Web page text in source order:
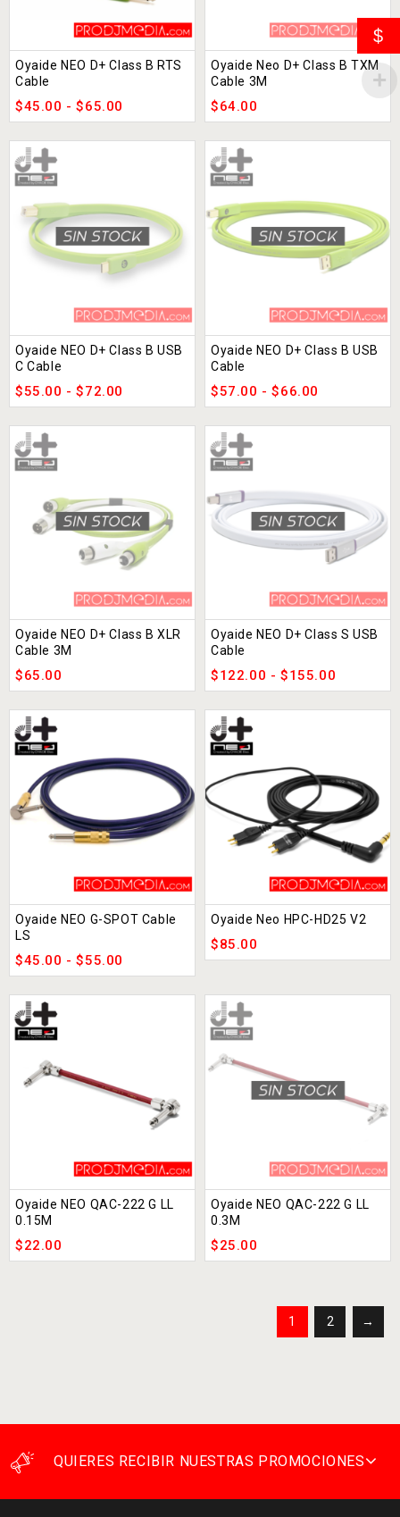
Oyaide NEO D+ Class B RTS
Cable
$45.00 - $65.00
Oyaide Neo D+ Class B TXM
Cable 3M
$64.00
Oyaide NEO D+ Class B USB
C Cable
$55.00 - $72.00
Oyaide NEO D+ Class B USB
Cable
$57.00 - $66.00
Oyaide NEO D+ Class B XLR
Cable 3M
$65.00
Oyaide NEO D+ Class S USB
Cable
$122.00 - $155.00
Oyaide NEO G-SPOT Cable
LS
$45.00 - $55.00
Oyaide Neo HPC-HD25 V2
$85.00
Oyaide NEO QAC-222 G LL
0.15M
$22.00
Oyaide NEO QAC-222 G LL
0.3M
$25.00
1 2 →
QUIERES RECIBIR NUESTRAS PROMOCIONES
$